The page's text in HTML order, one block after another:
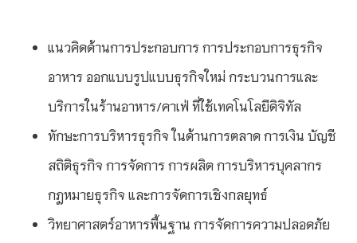
แนวคิดด้านการประกอบการ การประกอบการธุรกิจ
อาหาร ออกแบบรูปแบบธุรกิจใหม่ กระบวนการและ
บริการในร้านอาหาร/คาเฟ่ ที่ใช้เทคโนโลยีดิจิทัล
ทักษะการบริหารธุรกิจ ในด้านการตลาด การเงิน บัญชี
สถิติธุรกิจ การจัดการ การผลิต การบริหารบุคลากร
กฎหมายธุรกิจ และการจัดการเชิงกลยุทธ์
วิทยาศาสตร์อาหารพื้นฐาน การจัดการความปลอดภัย